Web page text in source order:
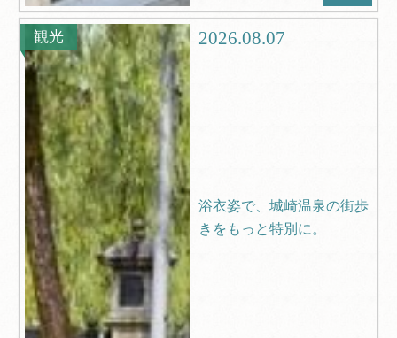
観光 2026.08.07
浴衣姿で、城崎温泉の街歩
きをもっと特別に。